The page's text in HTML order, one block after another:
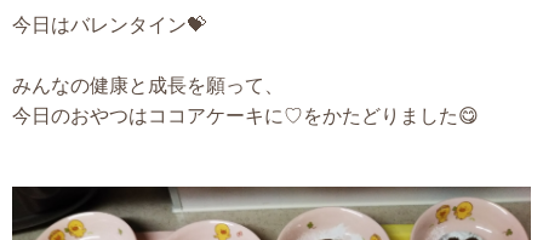
今日はバレンタイン💝
みんなの健康と成長を願って、
今日のおやつはココアケーキに♡をかたどりました😋